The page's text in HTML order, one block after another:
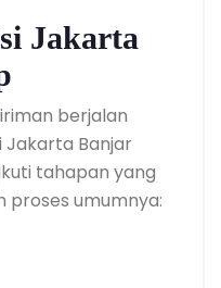
Jakarta
berjalan
Jakarta Banjar
tahapan yang
proses umumnya: